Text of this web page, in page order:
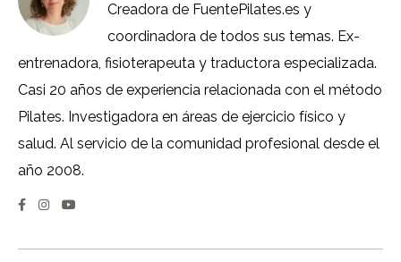
Creadora de FuentePilates.es y
coordinadora de todos sus temas. Ex-
entrenadora, fisioterapeuta y traductora especializada.
Casi 20 años de experiencia relacionada con el método
Pilates. Investigadora en áreas de ejercicio físico y
salud. Al servicio de la comunidad profesional desde el
año 2008.